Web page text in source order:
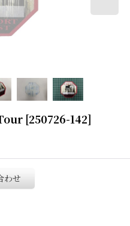
[250726-142]
わせ